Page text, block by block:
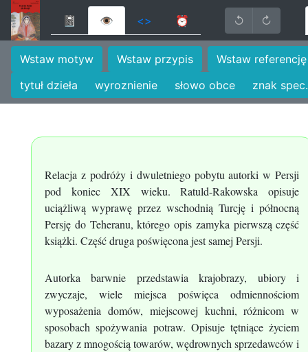
📓 👁 <> ⏰ ↺ ↻
Wstaw motyw Wstaw przypis
Wstaw referencję
tytuł dzieła
wyroznienie słowo obce znak spec.
Relacja z podróży i dwuletniego pobytu autorki w Persji
pod koniec XIX wieku. Ratuld-Rakowska opisuje
uciążliwą wyprawę przez wschodnią Turcję i północną
Persję do Teheranu, którego opis zamyka pierwszą część
książki. Część druga poświęcona jest samej Persji.
Autorka barwnie przedstawia krajobrazy, ubiory i
zwyczaje, wiele miejsca poświęca odmiennościom
wyposażenia domów, miejscowej kuchni, różnicom w
sposobach spożywania potraw. Opisuje tętniące życiem
bazary z mnogością towarów, wędrownych sprzedawców i